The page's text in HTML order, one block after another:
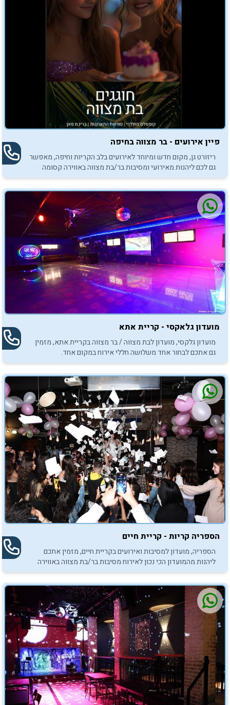
פיין אירועים - בר מצווה בחיפה
ריזורט גן, מקום חדש ומיוחד לאירועים בלב הקריות וחיפה, מאפשר
גם לכם ליהנות מאירועי ומסיבות בר/בת מצווה באווירה קסומה
ומפנקת.
מועדון גלאקסי - קריית אתא
מועדון גלקסי, מועדון לבת מצווה / בר מצווה בקריית אתא, מזמין
גם אתכם לבחור אחד משלושה חללי אירוח במקום אחד.
הספריה קריות - קריית חיים
הספריה, מועדון למסיבות ואירועים בקריית חיים, מזמין אתכם
ליהנות מהמועדון הכי נכון לאירוח מסיבות בר/בת מצווה באווירה
סוחפת ומטריפה.